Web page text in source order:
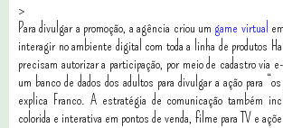
>
Para divulgar a promoção, a agência criou um game virtual
interagir no ambiente digital com toda a linha de produtos
precisam autorizar a participação, por meio de cadastro via
um banco de dados dos adultos para divulgar a ação para
explica Franco. A estratégia de comunicação também
colorida e interativa em pontos de venda, filme para TV e